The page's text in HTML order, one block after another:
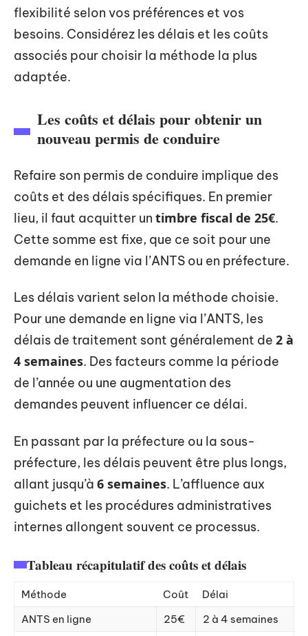
flexibilité selon vos préférences et vos
besoins. Considérez les délais et les coûts
associés pour choisir la méthode la plus
adaptée.
Les coûts et délais pour obtenir un
nouveau permis de conduire
Refaire son permis de conduire implique des
coûts et des délais spécifiques. En premier
lieu, il faut acquitter un timbre fiscal de 25€.
Cette somme est fixe, que ce soit pour une
demande en ligne via l’ANTS ou en préfecture.
Les délais varient selon la méthode choisie.
Pour une demande en ligne via l’ANTS, les
délais de traitement sont généralement de 2 à
4 semaines. Des facteurs comme la période
de l’année ou une augmentation des
demandes peuvent influencer ce délai.
En passant par la préfecture ou la sous-
préfecture, les délais peuvent être plus longs,
allant jusqu’à 6 semaines. L’affluence aux
guichets et les procédures administratives
internes allongent souvent ce processus.
Tableau récapitulatif des coûts et délais
Méthode Coût
Délai
ANTS en ligne
25€
2 à 4 semaines